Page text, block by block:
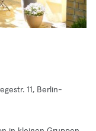
11, Berlin-